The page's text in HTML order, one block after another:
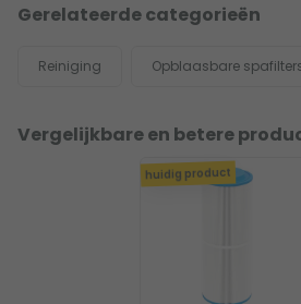
Gerelateerde categorieën
Reiniging Opblaasbare
Vergelijkbare en betere
huidig product